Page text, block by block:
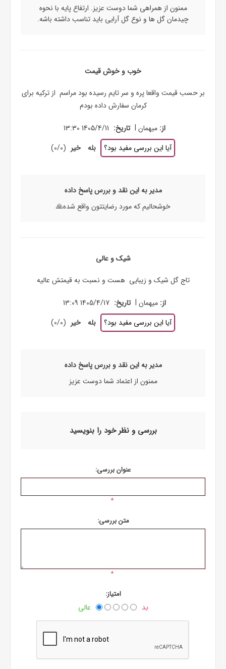
ممنون از همراهی شما دوست عزیز. ارتفاع پایه با نحوه
چیدمان گل ها و نوع گل آرایی باید تناسب داشته باشه.
خوب و خوش قیمت
بر حسب قیمت واقعا پره و سر تایم رسیده بود مراسم از ترکیه برای
کرمان سفارش داده بودم
از: میهمان | تاریخ: 1405/4/11 13:30
آیا این بررسی مفید بود؟
بله خیر (
0/0
)
مدیر به این نقد و بررس پاسخ داده
خوشحالیم که مورد رضایتتون واقع شده🙏
شیک و عالی
تاج گل شیک و زیبایی هست و نسبت به قیمتش عالیه
از: میهمان | تاریخ: 1405/4/17 13:09
آیا این بررسی مفید بود؟
بله خیر (
0/0
)
مدیر به این نقد و بررس پاسخ داده
ممنون از اعتماد شما دوست عزیز
بررسی و نظر خود را بنویسید
عنوان بررسی:
*
متن بررسی:
*
امتیاز:
بد عالی